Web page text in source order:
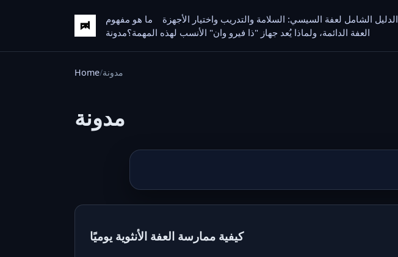
الدليل الشامل لعفة السيسي: السلامة والتدريب واختيار الأجهزة
ما هو مفهوم
العفة الدائمة، ولماذا يُعد جهاز "ذا فيرو وان" الأنسب لهذه المهمة؟مدونة
Home مدونة
مدونة
كيفية ممارسة العفة الأنثوية يوميًا